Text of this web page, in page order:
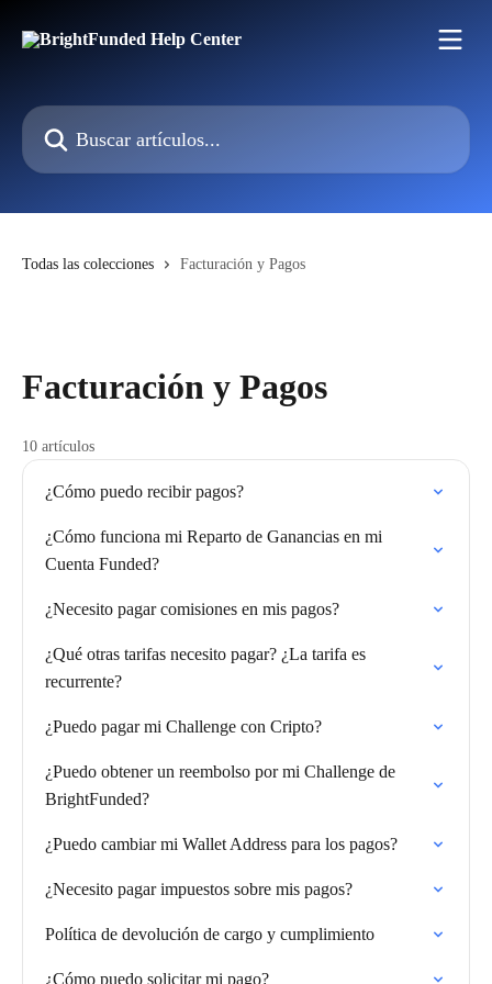
Buscar artículos...
Todas las colecciones Facturación y Pagos
Facturación y Pagos
10 artículos
¿Cómo puedo recibir pagos?
¿Cómo funciona mi Reparto de Ganancias en mi
Cuenta Funded?
¿Necesito pagar comisiones en mis pagos?
¿Qué otras tarifas necesito pagar? ¿La tarifa es
recurrente?
¿Puedo pagar mi Challenge con Cripto?
¿Puedo obtener un reembolso por mi Challenge de
BrightFunded?
¿Puedo cambiar mi Wallet Address para los pagos?
¿Necesito pagar impuestos sobre mis pagos?
Política de devolución de cargo y cumplimiento
¿Cómo puedo solicitar mi pago?